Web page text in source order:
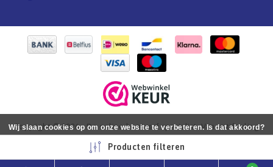
Copyright © 2026 - De online bootverf specialist. Van antifouling
tot aflak. - All rights reserved - RealizationInStijl Media
Producten filteren
Wij slaan cookies op om onze website te verbeteren. Is dat akkoord?
Nee Meer over cookies »